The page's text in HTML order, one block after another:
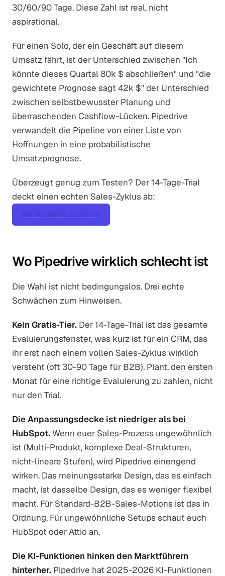
30/60/90 Tage. Diese Zahl ist real, nicht
aspirational.
Für einen Solo, der ein Geschäft auf diesem
Umsatz fährt, ist der Unterschied zwischen "Ich
könnte dieses Quartal 80k $ abschließen" und "die
gewichtete Prognose sagt 42k $" der Unterschied
zwischen selbstbewusster Planung und
überraschenden Cashflow-Lücken. Pipedrive
verwandelt die Pipeline von einer Liste von
Hoffnungen in eine probabilistische
Umsatzprognose.
Überzeugt genug zum Testen? Der 14-Tage-Trial
deckt einen echten Sales-Zyklus ab:
Mit Pipedrive starten →
Wo Pipedrive wirklich schlecht ist
Die Wahl ist nicht bedingungslos. Drei echte
Schwächen zum Hinweisen.
Kein Gratis-Tier. Der 14-Tage-Trial ist das gesamte
Evaluierungsfenster, was kurz ist für ein CRM, das
ihr erst nach einem vollen Sales-Zyklus wirklich
versteht (oft 30-90 Tage für B2B). Plant, den ersten
Monat für eine richtige Evaluierung zu zahlen, nicht
nur den Trial.
Die Anpassungsdecke ist niedriger als bei
HubSpot.Wenn euer Sales-Prozess ungewöhnlich
ist (Multi-Produkt, komplexe Deal-Strukturen,
nicht-lineare Stufen), wird Pipedrive einengend
wirken. Das meinungsstarke Design, das es einfach
macht, ist dasselbe Design, das es weniger flexibel
macht. Für Standard-B2B-Sales-Motions ist das in
Ordnung. Für ungewöhnliche Setups schaut euch
HubSpot oder Attio an.
Die KI-Funktionen hinken den Marktführern
hinterher. Pipedrive hat 2025-2026 KI-Funktionen